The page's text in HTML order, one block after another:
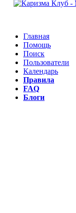
Главная
Помощь
Поиск
Пользователи
Календарь
Правила
FAQ
Блоги